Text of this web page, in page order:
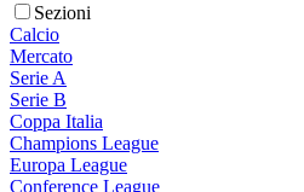
Sezioni
Calcio
Mercato
Serie A
Serie B
Coppa Italia
Champions League
Europa League
Conference League